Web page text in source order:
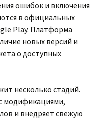
ошибок и включения
в официальных
Play. Платформа
новых версий и
о доступных
несколько стадий.
модификациями,
и внедряет свежую